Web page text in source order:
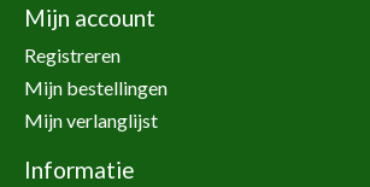
Mijn account
Registreren
Mijn bestellingen
Mijn verlanglijst
Informatie